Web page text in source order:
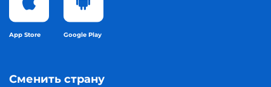
App Store Google Play
Сменить страну